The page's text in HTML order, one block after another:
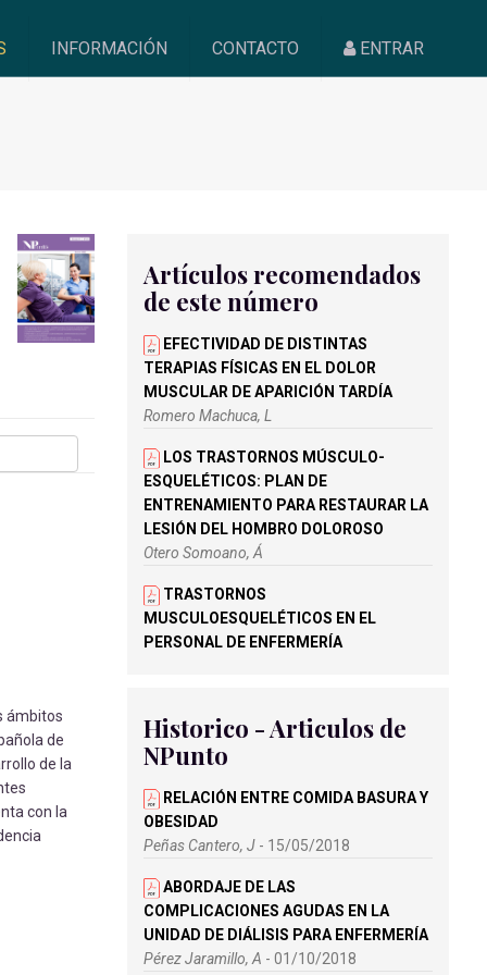
INFORMACIÓN CONTACTO ENTRAR
ámbitos
de
de la
con la
Artículos recomendados
de este número
EFECTIVIDAD DE DISTINTAS
TERAPIAS FÍSICAS EN EL DOLOR
MUSCULAR DE APARICIÓN TARDÍA
Romero Machuca, L
LOS TRASTORNOS MÚSCULO-
ESQUELÉTICOS: PLAN DE
ENTRENAMIENTO PARA RESTAURAR LA
LESIÓN DEL HOMBRO DOLOROSO
Otero Somoano, Á
TRASTORNOS
MUSCULOESQUELÉTICOS EN EL
PERSONAL DE ENFERMERÍA
TORTICOLIS MUSCULAR CONGÉNITA
Antón Santos, B
ABORDAJE DE LAS LESIONES DE LA
FUTBOLISTAS
Lorente Navas, J
Historico - Articulos de
NPunto
RELACIÓN ENTRE COMIDA BASURA Y
OBESIDAD
Peñas Cantero, J - 15/05/2018
ABORDAJE DE LAS
COMPLICACIONES AGUDAS EN LA
UNIDAD DE DIÁLISIS PARA ENFERMERÍA
Pérez Jaramillo, A - 01/10/2018